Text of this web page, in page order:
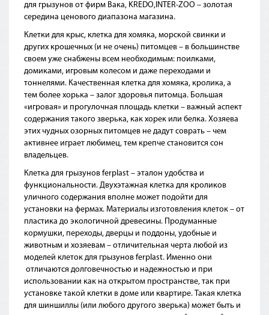
для грызунов от фирм Вака, KREDO,INTER-ZOO – золотая
середина ценового диапазона магазина.
Клетки для крыс, клетка для хомяка, морской свинки и
других крошечных (и не очень) питомцев – в большинстве
своем уже снабжены всем необходимым: поилками,
домиками, игровым колесом и даже переходами и
тоннелями. Качественная клетка для хомяка, кролика, а
тем более хорька – залог здоровья питомца. Большая
«игровая» и прогулочная площадь клетки – важный аспект
содержания такого зверька, как хорек или белка. Хозяева
этих чудных озорных питомцев не дадут соврать – чем
активнее играет любимец, тем крепче становится сон
владельцев.
Клетка для грызунов ferplast – эталон удобства и
функциональности. Двухэтажная клетка для кроликов
уличного содержания вполне может подойти для
установки на фермах. Материалы изготовления клеток – от
пластика до экологичной древесины. Продуманные
кормушки, переходы, дверцы и поддоны, удобные и
животным и хозяевам – отличительная черта любой из
моделей клеток для грызунов ferplast. Именно они
отличаются долговечностью и надежностью и при
использовании как на открытом пространстве, так при
установке такой клетки в доме или квартире. Такая клетка
для шиншиллы (или любого другого зверька) может быть и